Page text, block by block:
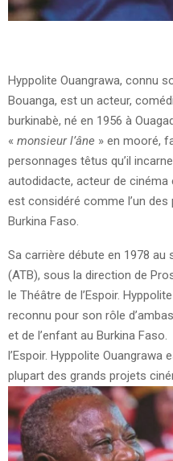
Hyppolite Ouangrawa, connu
Bouanga, est un acteur,
burkinabè, né en 1956 à
« monsieur l’âne » en mooré,
personnages têtus qu’il
autodidacte, acteur de cinéma
est considéré comme l’un
Burkina Faso.
Sa carrière débute en 1978 au
(ATB), sous la direction de
le Théâtre de l’Espoir.
reconnu pour son rôle
et de l’enfant au Burkina
l’Espoir. Hyppolite
plupart des grands projets